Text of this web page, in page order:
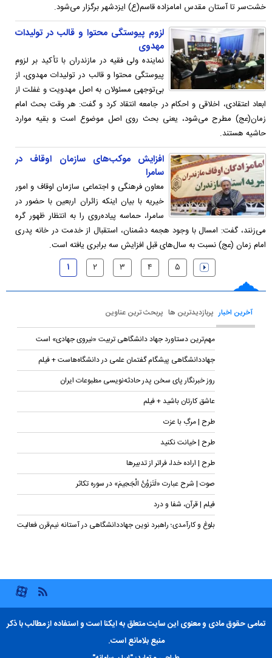
خشت‌سر تا آستان مقدس امامزاده قاسم(ع) ایزدشهر برگزار می‌شود.
لزوم پیوستگی محتوا و قالب در تولیدات
مهدوی
نماینده ولی فقیه در مازندران با تأکید بر لزوم
پیوستگی محتوا و قالب در تولیدات مهدوی، از
بی‌توجهی مسئولان به اصل مهدویت و غفلت از
ابعاد اعتقادی، اخلاقی و احکام در جامعه انتقاد کرد و گفت: هر وقت بحث امام
زمان(عج) مطرح می‌شود، یعنی بحث روی اصل موضوع است و بقیه موارد
حاشیه‌ هستند.
افزایش موکب‌های سازمان اوقاف در
سامرا
معاون فرهنگی و اجتماعی سازمان اوقاف و امور
خیریه با بیان اینکه زائران اربعین با حضور در
سامرا، حماسه پیاده‌روی را به انتظار ظهور گره
می‌زنند، گفت: امسال با وجود هجمه دشمنان، استقبال از خدمت در خانه پدری
امام زمان (عج) نسبت به سال‌های قبل افزایش سه برابری یافته است.
۱ ۲ ۳ ۴ ۵
آخرین اخبار پربازدیدترین ها پربحث ترین عناوین
مهم‌ترین دستاورد جهاد دانشگاهی تربیت «نیروی جهادی» است
جهاددانشگاهی پیشگام گفتمان علمی در دانشگاه‌هاست + فیلم
روز خبرنگار پای سخن پدر حادثه‌نویسی مطبوعات ایران
عاشق کارتان باشید + فیلم
طرح | مرگِ با عزت
طرح | خیانت نکنید
طرح | اراده خدا، فراتر از تدبیرها
صوت | شرح عبارت «لَتَرَوُنَّ الْجَحِیمَ» در سوره تکاثر
فیلم | قرآن، شفا و درد
بلوغ و کارآمدی؛ راهبرد نوین جهاددانشگاهی در آستانه نیم‌قرن فعالیت
تمامی حقوق مادی و معنوی این سایت متعلق به ایکنا است و استفاده از مطالب با ذکر
منبع بلامانع است.